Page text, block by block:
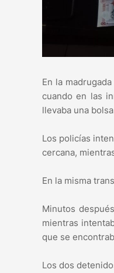
En la
cuando en las
llevaba una
Los policías
cercana,
En la misma
Minutos
mientras
que se
Los dos